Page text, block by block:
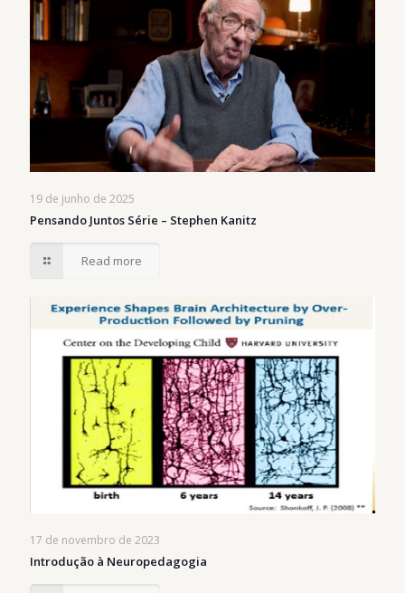
19 de junho de 2025
Pensando Juntos Série – Stephen Kanitz
Read more
17 de novembro de 2023
Introdução à Neuropedagogia